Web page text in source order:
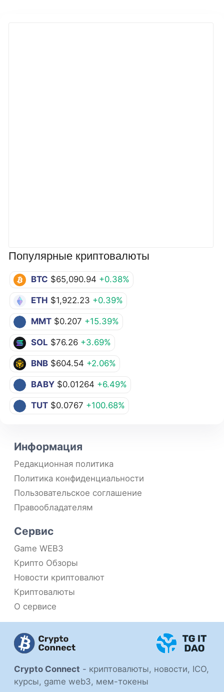
Популярные криптовалюты
BTC $65,090.94 +0.38%
ETH $1,922.23 +0.39%
MMT $0.207 +15.39%
SOL $76.26 +3.69%
BNB $604.54 +2.06%
BABY $0.01264 +6.49%
TUT $0.0767 +100.68%
Crypto Connect - криптовалюты, новости, ICO,
курсы, game web3, мем-токены
Информация
Редакционная политика
Политика конфиденциальности
Пользовательское соглашение
Правообладателям
Сервис
Game WEB3
Крипто Обзоры
Новости криптовалют
Криптовалюты
О сервисе